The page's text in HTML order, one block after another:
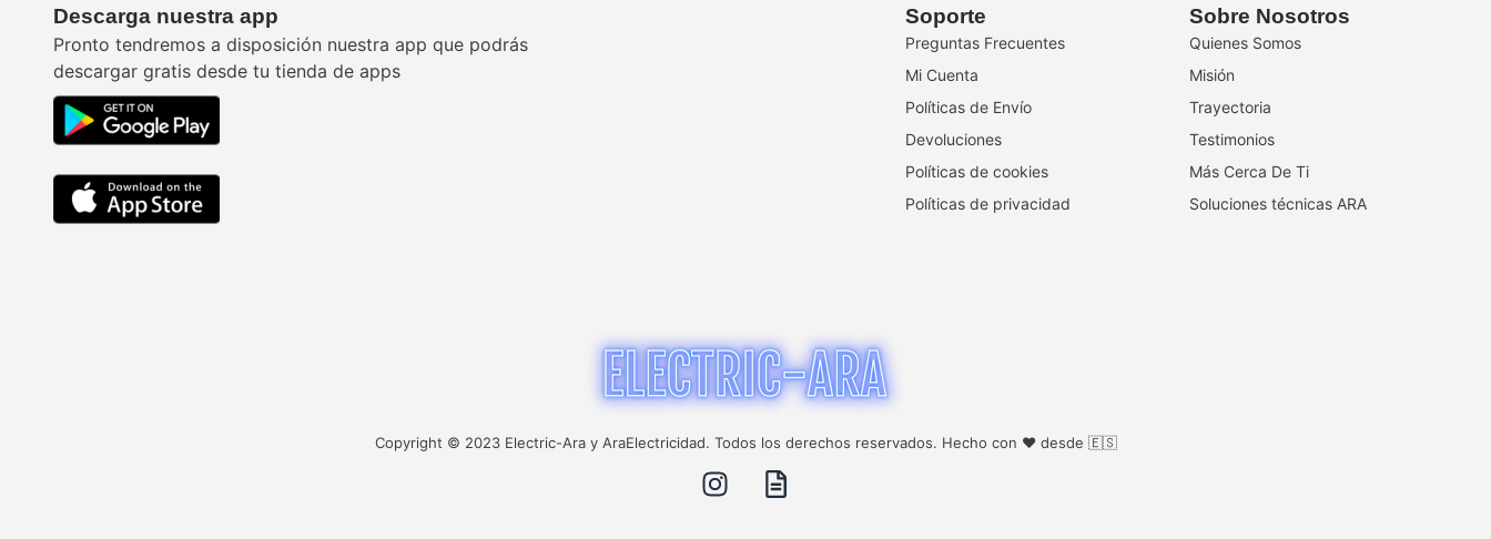
Descarga nuestra app
Pronto tendremos a disposición nuestra app que podrás
descargar gratis desde tu tienda de apps
Soporte
Preguntas Frecuentes
Mi Cuenta
Políticas de Envío
Devoluciones
Políticas de cookies
Políticas de privacidad
Sobre Nosotros
Quienes Somos
Misión
Trayectoria
Testimonios
Más Cerca De Ti
Soluciones técnicas ARA
Copyright © 2023 Electric-Ara y AraElectricidad. Todos los derechos reservados. Hecho con ❤️ desde 🇪🇸